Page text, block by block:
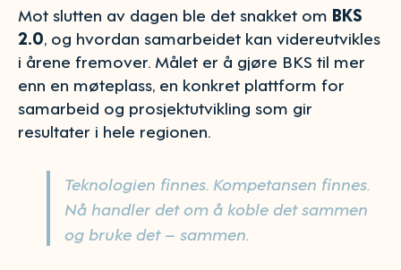
Mot slutten av dagen ble det snakket om BKS
2.0, og hvordan samarbeidet kan videreutvikles
i årene fremover. Målet er å gjøre BKS til mer
enn en møteplass, en konkret plattform for
samarbeid og prosjektutvikling som gir
resultater i hele regionen.
Teknologien finnes. Kompetansen finnes.
Nå handler det om å koble det sammen
og bruke det – sammen.